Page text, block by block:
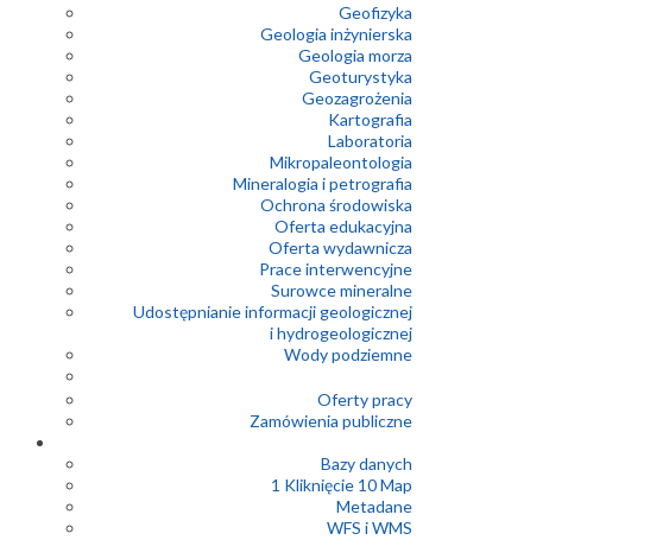
Geofizyka
Geologia inżynierska
Geologia morza
Geoturystyka
Geozagrożenia
Kartografia
Laboratoria
Mikropaleontologia
Mineralogia i petrografia
Ochrona środowiska
Oferta edukacyjna
Oferta wydawnicza
Prace interwencyjne
Surowce mineralne
Udostępnianie informacji geologicznej
i hydrogeologicznej
Wody podziemne
Oferty pracy
Zamówienia publiczne
Bazy danych
1 Kliknięcie 10 Map
Metadane
WFS i WMS